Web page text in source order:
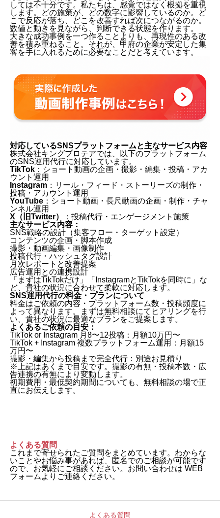
しては不十分です。私たちは、感覚ではなく根拠を重視
します。どの施策が、どの数字に影響しているのか。ど
こで反応が落ち、どこを改善すれば次につながるのか。
数値と動きを見ながら、判断できる状態を作ります。
大きな成功事例を一つ作ることよりも、再現性のある改
善を積み重ねること。それが、甲府の企業が安定した集
客を手に入れるために必要なことだと考えています。
対応しているSNSプラットフォームと主なサービス内容
株式会社キングプロテアでは、以下のプラットフォーム
のSNS運用代行に対応しています。
TikTok ：ショート動画の企画・撮影・編集・投稿・アカ
ウント運用
Instagram ：リール・フィード・ストーリーズの制作・
投稿・アカウント運用
YouTube ：ショート動画・長尺動画の企画・制作・チャ
ンネル運用
X（旧Twitter）
：投稿代行・エンゲージメント施策
主なサービス内容：
SNS戦略の設計（集客フロー・ターゲット設定）
コンテンツの企画・脚本作成
撮影・動画編集・画像制作
投稿代行・ハッシュタグ設計
月次レポートと改善提案
広告運用との連携設計
「まずはTikTokだけ」「InstagramとTikTokを同時に」な
ど、貴社の状況に合わせて柔軟に対応します。
SNS運用代行の料金・プランについて
料金はご依頼の内容・プラットフォーム数・投稿頻度に
よって異なります。まずは無料相談にてヒアリングを行
い、貴社の状況に最適なプランをご提案します。
よくあるご依頼の目安：
TikTok or Instagram 月8〜12投稿：月額10万円〜
TikTok + Instagram 複数プラットフォーム運用：月額15
万円〜
撮影・編集から投稿まで完全代行：別途お見積り
※上記はあくまで目安です。撮影の有無・投稿本数・広
告連携の有無により変動します。
初期費用・最低契約期間についても、無料相談の場で正
直にお伝えします。
よくある質問
これまで寄せられたご質問をまとめています。わからな
いことやお悩み事があれば、匿名でのご相談が可能です
ので、お気軽にご相談ください。お問い合わせは WEB
フォームよりご連絡ください。
よくある質問